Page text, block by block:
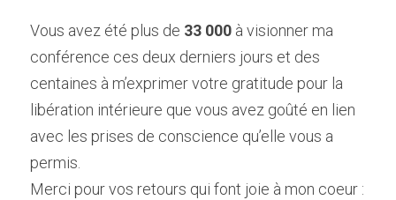
Vous avez été plus de 33 000 à visionner ma
conférence ces deux derniers jours et des
centaines à m’exprimer votre gratitude pour la
libération intérieure que vous avez goûté en lien
avec les prises de conscience qu’elle vous a
permis.
Merci pour vos retours qui font joie à mon coeur :